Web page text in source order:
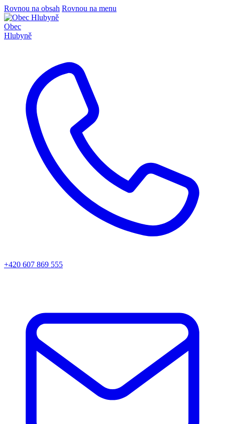
Rovnou na obsah Rovnou na menu
Obec
Hlubyně
+420 607 869 555